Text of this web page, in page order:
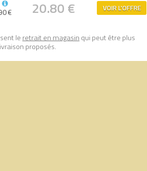
et de torsion, puis analysés afin de
de prix 100% LEGO.
20.80 € VOIR L'OFFRE
€
le retrait en magasin qui peut être plus
proposés.